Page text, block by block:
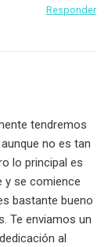
Responder
tendremos
no es tan
lo principal es
y se comience
bastante bueno
Te enviamos un
al